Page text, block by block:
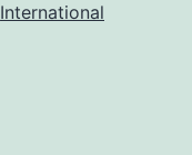
International